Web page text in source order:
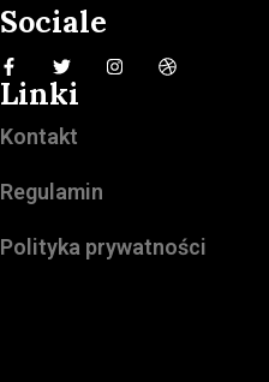
Sociale
Linki
Kontakt
Regulamin
Polityka prywatności